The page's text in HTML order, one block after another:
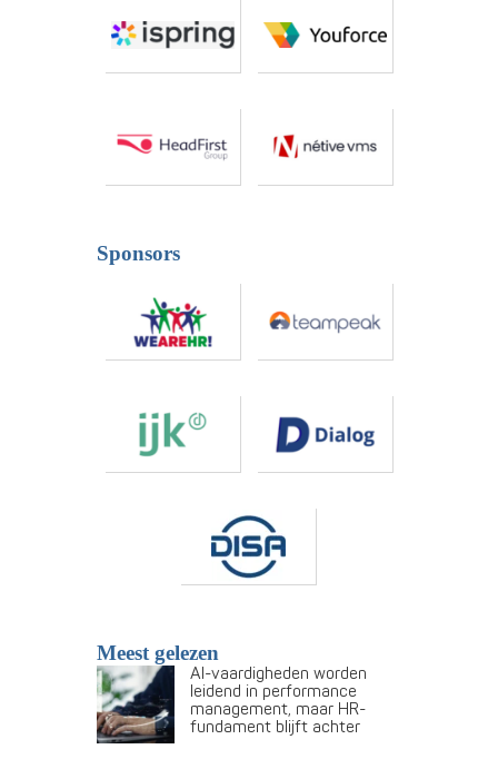
Sponsors
Meest gelezen
AI-vaardigheden worden
leidend in performance
management, maar HR-
fundament blijft achter